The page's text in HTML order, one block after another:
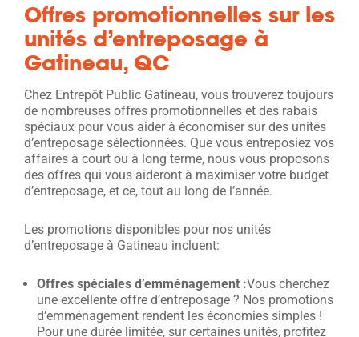
Offres promotionnelles sur les
unités d’entreposage à
Gatineau, QC
Chez Entrepôt Public Gatineau, vous trouverez toujours
de nombreuses offres promotionnelles et des rabais
spéciaux pour vous aider à économiser sur des unités
d’entreposage sélectionnées. Que vous entreposiez vos
affaires à court ou à long terme, nous vous proposons
des offres qui vous aideront à maximiser votre budget
d’entreposage, et ce, tout au long de l’année.
Les promotions disponibles pour nos unités
d’entreposage à Gatineau incluent:
Offres spéciales d’emménagement :Vous cherchez
une excellente offre d’entreposage ? Nos promotions
d’emménagement rendent les économies simples !
Pour une durée limitée, sur certaines unités, profitez